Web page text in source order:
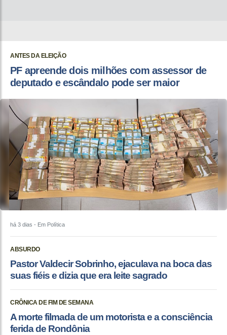
ANTES DA ELEIÇÃO
PF apreende dois milhões com assessor de
deputado e escândalo pode ser maior
há 3 dias - Em Política
ABSURDO
Pastor Valdecir Sobrinho, ejaculava na boca das
suas fiéis e dizia que era leite sagrado
CRÔNICA DE FIM DE SEMANA
A morte filmada de um motorista e a consciência
ferida de Rondônia